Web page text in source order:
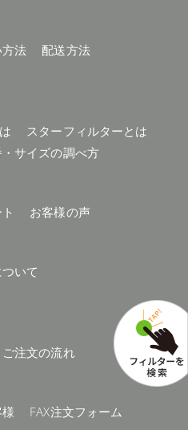
プロが当たる！新生活応援企
催中です
価格改定のお知らせ
が当たる！ダブルSNSキャン
にマグネットセットが登場！
ついて
法
配送方法
スターフィルターとは
サイズの調べ方
お客様の声
いて
ご注文の流れ
FAX注文フォーム